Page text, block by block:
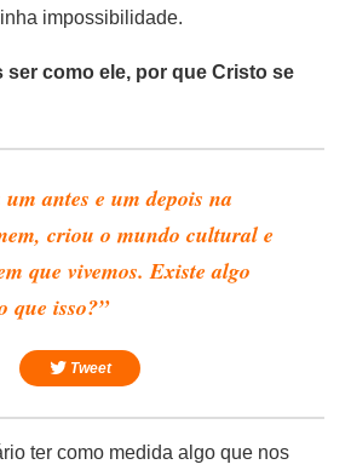
impossibilidade.
ser como ele, por que Cristo se
antes e um depois na
criou o mundo cultural e
que vivemos. Existe algo
que isso?”
Tweet
ter como medida algo que nos